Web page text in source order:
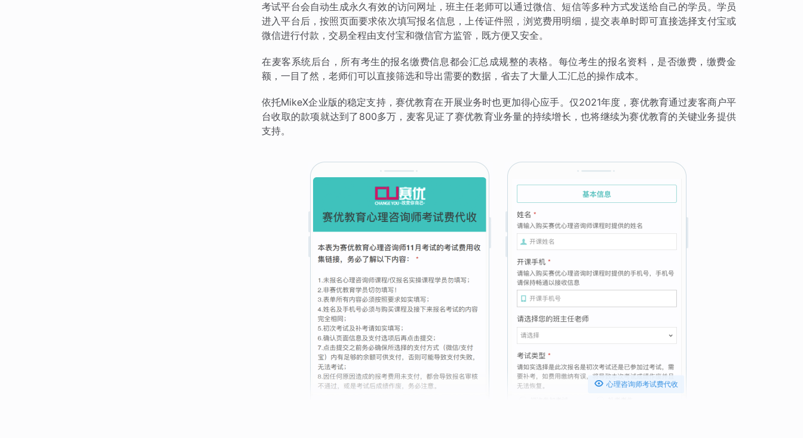
考试平台会自动生成永久有效的访问网址，班主任老师可以通过微信、短信等多种方式发送给自己的学员。学员
进入平台后，按照页面要求依次填写报名信息，上传证件照，浏览费用明细，提交表单时即可直接选择支付宝或
微信进行付款，交易全程由支付宝和微信官方监管，既方便又安全。
在麦客系统后台，所有考生的报名缴费信息都会汇总成规整的表格。每位考生的报名资料，是否缴费，缴费金
额，一目了然，老师们可以直接筛选和导出需要的数据，省去了大量人工汇总的操作成本。
依托MikeX企业版的稳定支持，赛优教育在开展业务时也更加得心应手。仅2021年度，赛优教育通过麦客商户平
台收取的款项就达到了800多万，麦客见证了赛优教育业务量的持续增长，也将继续为赛优教育的关键业务提供
支持。
 心理咨询师考试费代收